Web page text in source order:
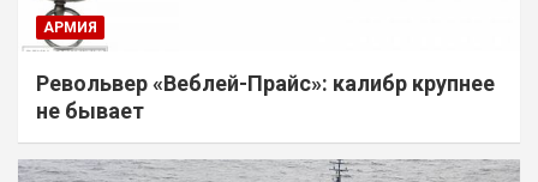
АРМИЯ
Револьвер «Веблей-Прайс»: калибр крупнее
не бывает